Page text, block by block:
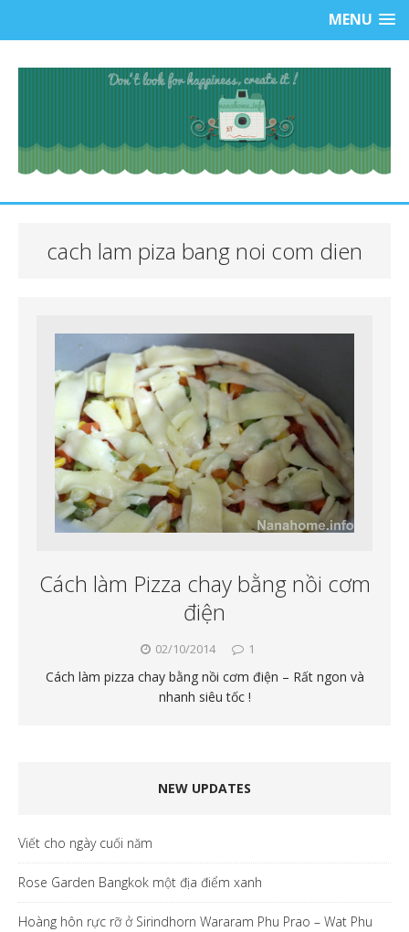
MENU
cach lam piza bang noi com dien
Cách làm Pizza chay bằng nồi cơm
điện
02/10/2014 1
Cách làm pizza chay bằng nồi cơm điện – Rất ngon và
nhanh siêu tốc !
NEW UPDATES
Viết cho ngày cuối năm
Rose Garden Bangkok một địa điểm xanh
Hoàng hôn rực rỡ ở Sirindhorn Wararam Phu Prao – Wat Phu